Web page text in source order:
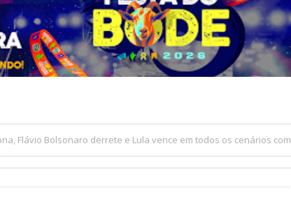
Flávio Bolsonaro derrete e Lula vence em todos os cenários com